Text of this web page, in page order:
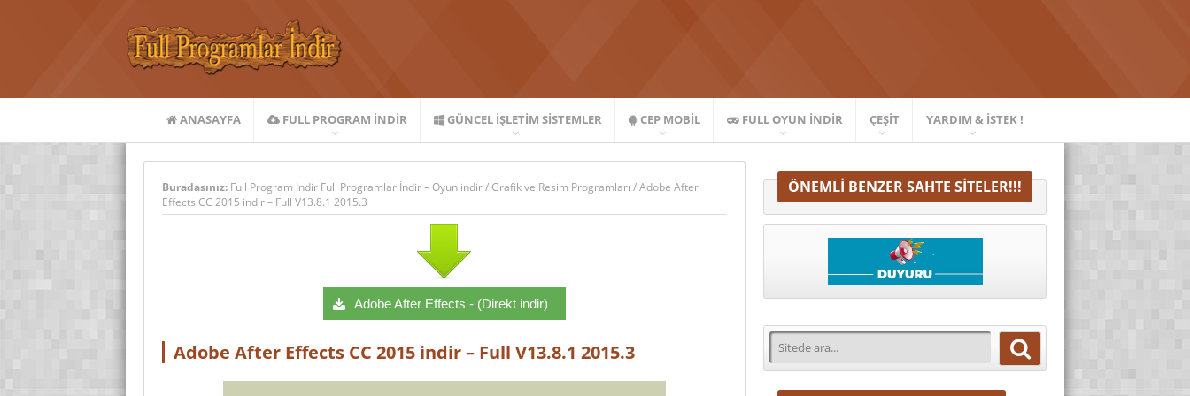
ANASAYFA FULL PROGRAM INDIR GÜNCEL İŞLETIM SISTEMLER CEP MOBIL FULL OYUN İNDIR ÇEŞIT YARDIM & İSTEK !
Buradasınız: Full Program İndir Full Programlar İndir – Oyun indir/Grafik ve Resim Programları /Adobe After
Effects CC 2015 indir – Full V13.8.1 2015.3
Adobe After Effects - (Direkt indir)
Adobe After Effects CC 2015 indir – Full V13.8.1 2015.3
ÖNEMLI BENZER SAHTE SITELER!!!